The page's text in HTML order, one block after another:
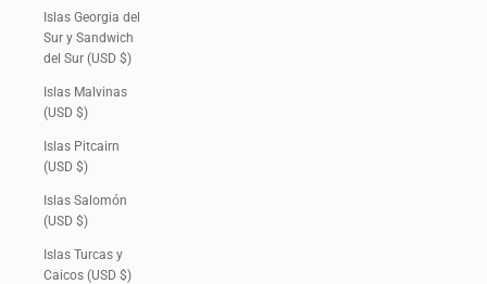
Islas Georgia del
Sur y Sandwich
del Sur (USD $)
Islas Malvinas
(USD $)
Islas Pitcairn
(USD $)
Islas Salomón
(USD $)
Islas Turcas y
Caicos (USD $)